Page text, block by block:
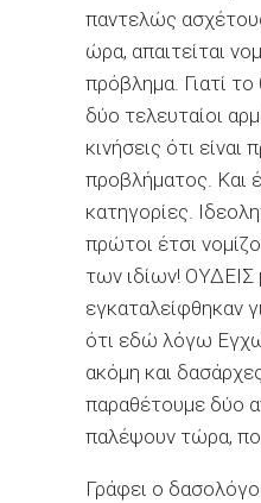
παντελώς
ώρα, απαιτείται
πρόβλημα. Γιατί
δύο τελευταίοι
κινήσεις ότι
προβλήματος. Και
κατηγορίες.
πρώτοι έτσι
των ιδίων! ΟΥΔΕΙΣ
εγκαταλείφθηκαν
ότι εδώ λόγω
ακόμη και
παραθέτουμε δύο
παλέψουν τώρα,
Γράφει ο